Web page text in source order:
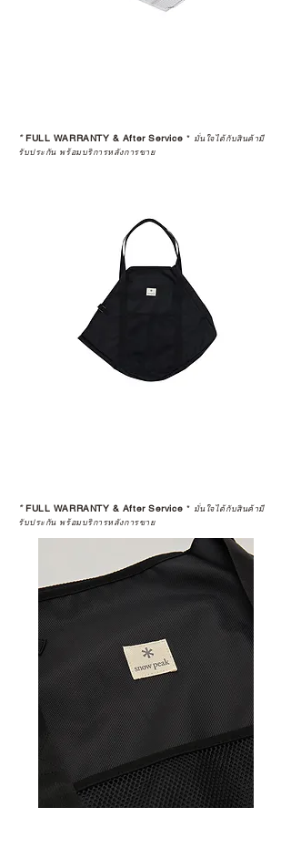
*FULL WARRANTY & After Service * มั่นใจได้กับสินค้ามี
รับประกัน พร้อมบริการหลังการขาย
*FULL WARRANTY & After Service * มั่นใจได้กับสินค้ามี
รับประกัน พร้อมบริการหลังการขาย